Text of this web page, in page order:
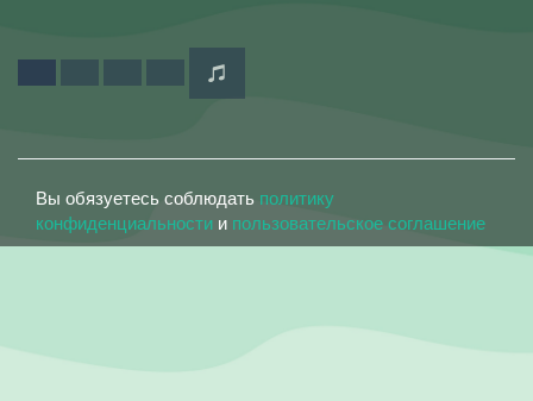
Вы обязуетесь соблюдать политику
конфиденциальности и пользовательское соглашение